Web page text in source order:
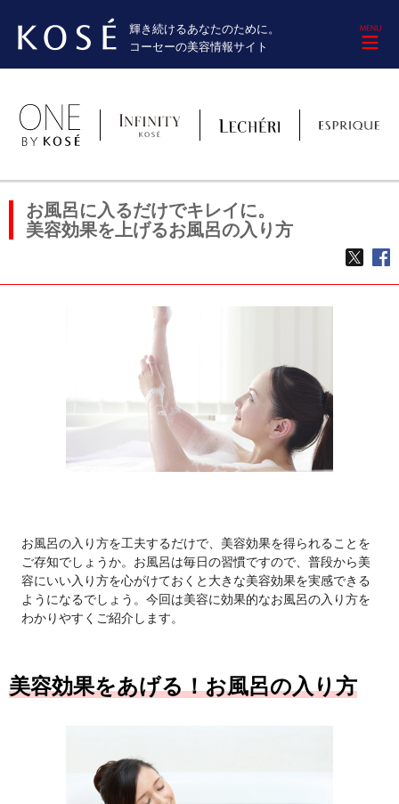
輝き続けるあなたのために。
コーセーの美容情報サイト
お風呂に入るだけでキレイに。
美容効果を上げるお風呂の入り方
お風呂の入り方を工夫するだけで、美容効果を得られることを
ご存知でしょうか。お風呂は毎日の習慣ですので、普段から美
容にいい入り方を心がけておくと大きな美容効果を実感できる
ようになるでしょう。今回は美容に効果的なお風呂の入り方を
わかりやすくご紹介します。
美容効果をあげる！お風呂の入り方